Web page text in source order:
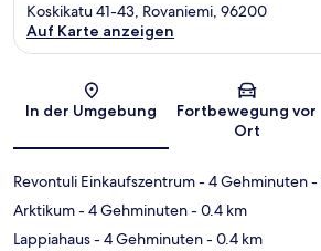
Karte
Koskikatu 41-43, Rovaniemi, 96200
Auf Karte anzeigen
In der Umgebung
Fortbewegung vor
Ort
Revontuli Einkaufszentrum- 4 Gehminuten-
Arktikum- 4 Gehminuten- 0.4 km
Lappiahaus- 4 Gehminuten- 0.4 km